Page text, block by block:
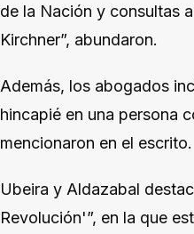
de la Nación y consultas
Kirchner”, abundaron.
Además, los abogados
hincapié en una persona
mencionaron en el escrito.
Ubeira y Aldazabal
Revolución'”, en la que